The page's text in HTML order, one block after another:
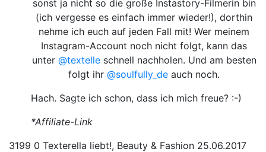
sonst ja nicht so die große Instastory-Filmerin bin
(ich vergesse es einfach immer wieder!), dorthin
nehme ich euch auf jeden Fall mit! Wer meinem
Instagram-Account noch nicht folgt, kann das
unter @textelleschnell nachholen. Und am besten
folgt ihr@soulfully_de auch noch.
Hach. Sagte ich schon, dass ich mich freue? :-)
*Affiliate-Link
3199 0 Texterella liebt!, Beauty & Fashion 25.06.2017